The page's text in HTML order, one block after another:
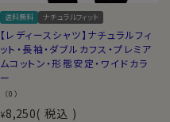
送料無料 ナチュラルフィット
【レディースシャツ】ナチュラルフィ
ット・長袖・ダブルカフス・プレミア
ムコットン・形態安定・ワイドカラ
ー
（0）
¥8,250 税込